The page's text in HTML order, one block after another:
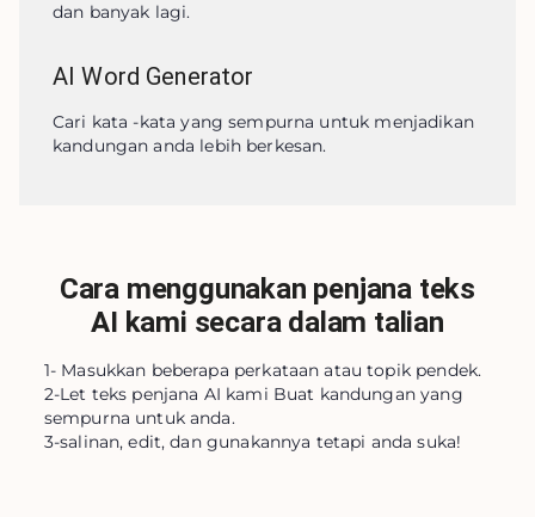
dan banyak lagi.
AI Word Generator
Cari kata -kata yang sempurna untuk menjadikan
kandungan anda lebih berkesan.
Cara menggunakan penjana teks
AI kami secara dalam talian
1- Masukkan beberapa perkataan atau topik pendek.
2-Let teks penjana AI kami Buat kandungan yang
sempurna untuk anda.
3-salinan, edit, dan gunakannya tetapi anda suka!